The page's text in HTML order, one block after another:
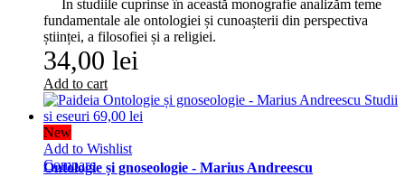
În studiile cuprinse în această monografie analizăm teme
fundamentale ale ontologiei și cunoașterii din perspectiva
științei, a filosofiei și a religiei.
34,00 lei
Add to cart
New
Add to Wishlist
Compare
Ontologie și gnoseologie - Marius Andreescu